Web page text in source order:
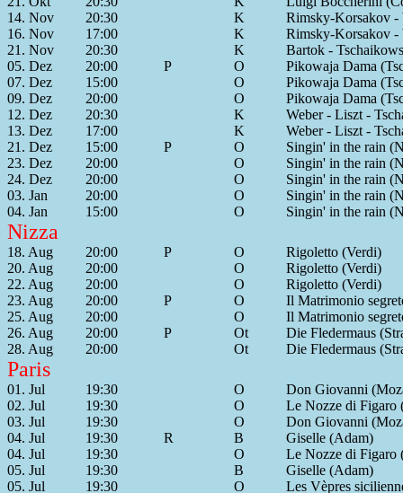
14. Nov
20:30 K
Rimsky-Korsakov -
16. Nov
17:00 K
Rimsky-Korsakov -
21. Nov
20:30 K
Bartok -
05. Dez
20:00 P O
Pikowaja Dama
07. Dez
15:00 O
Pikowaja Dama
09. Dez
20:00 O
Pikowaja Dama
12. Dez
20:30 K
Weber - Liszt -
13. Dez
17:00 K
Weber - Liszt -
21. Dez
15:00 P O
Singin' in the rain
23. Dez
20:00 O
Singin' in the rain
24. Dez
20:00 O
Singin' in the rain
03. Jan
20:00 O
Singin' in the rain
04. Jan
15:00 O Singin' in the rain
Nizza
18. Aug 20:00 P O
Rigoletto (Verdi)
20. Aug
20:00 O
Rigoletto (Verdi)
22. Aug
20:00 O
Rigoletto (Verdi)
23. Aug
20:00 P O
Il Matrimonio
25. Aug
20:00 O
Il Matrimonio
26. Aug
20:00 P Ot
Die Fledermaus
28. Aug
20:00 Ot Die Fledermaus
Paris
01. Jul 19:30 O
Don Giovanni
02. Jul
19:30 O
Le Nozze di Figaro
03. Jul
19:30 O
Don Giovanni
04. Jul
19:30 R B
Giselle (Adam)
04. Jul
19:30 O
Le Nozze di Figaro
05. Jul
19:30 B
Giselle (Adam)
05. Jul
19:30 O
Les Vèpres